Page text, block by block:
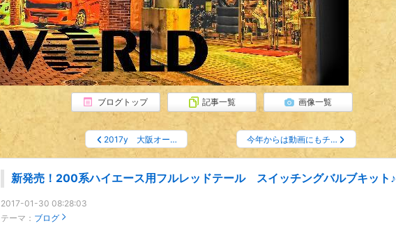
ブログトップ 記事一覧 画像一覧
2017y 大阪オー… 今年からは動画にもチ…
新発売！200系ハイエース用フルレッドテール スイッチングバルブキット♪
2017-01-30 08:28:03
テーマ： ブログ